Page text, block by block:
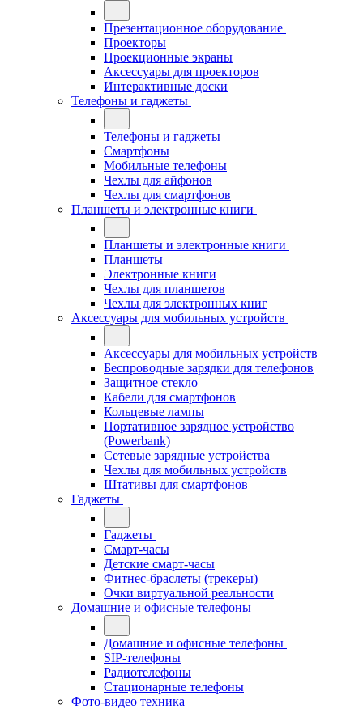
Презентационное оборудование
Проекторы
Проекционные экраны
Аксессуары для проекторов
Интерактивные доски
Телефоны и гаджеты
Телефоны и гаджеты
Смартфоны
Мобильные телефоны
Чехлы для айфонов
Чехлы для смартфонов
Планшеты и электронные книги
Планшеты и электронные книги
Планшеты
Электронные книги
Чехлы для планшетов
Чехлы для электронных книг
Аксессуары для мобильных устройств
Аксессуары для мобильных устройств
Беспроводные зарядки для телефонов
Защитное стекло
Кабели для смартфонов
Кольцевые лампы
Портативное зарядное устройство
(Powerbank)
Сетевые зарядные устройства
Чехлы для мобильных устройств
Штативы для смартфонов
Гаджеты
Гаджеты
Смарт-часы
Детские смарт-часы
Фитнес-браслеты (трекеры)
Очки виртуальной реальности
Домашние и офисные телефоны
Домашние и офисные телефоны
SIP-телефоны
Радиотелефоны
Стационарные телефоны
Фото-видео техника